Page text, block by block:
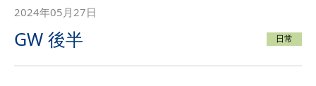
2024年05月27日
GW 後半 日常